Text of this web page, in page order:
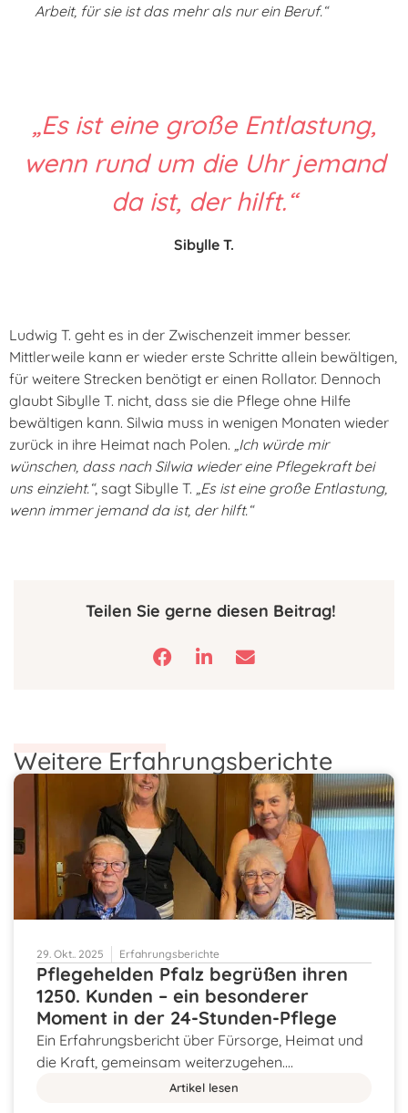
Arbeit, für sie ist das mehr als nur ein Beruf.“
„Es ist eine große Entlastung,
wenn rund um die Uhr jemand
da ist, der hilft.“
Sibylle T.
Ludwig T. geht es in der Zwischenzeit immer besser.
Mittlerweile kann er wieder erste Schritte allein bewältigen,
für weitere Strecken benötigt er einen Rollator. Dennoch
glaubt Sibylle T. nicht, dass sie die Pflege ohne Hilfe
bewältigen kann. Silwia muss in wenigen Monaten wieder
zurück in ihre Heimat nach Polen. „Ich würde mir
wünschen, dass nach Silwia wieder eine Pflegekraft bei
uns einzieht.“, sagt Sibylle T. „Es ist eine große Entlastung,
wenn immer jemand da ist, der hilft.“
Teilen Sie gerne diesen Beitrag!
Weitere Erfahrungsberichte
29. Okt.. 2025 Erfahrungsberichte
Pflegehelden Pfalz begrüßen ihren
1250. Kunden – ein besonderer
Moment in der 24-Stunden-Pflege
Ein Erfahrungsbericht über Fürsorge, Heimat und
die Kraft, gemeinsam weiterzugehen.…
Artikel lesen